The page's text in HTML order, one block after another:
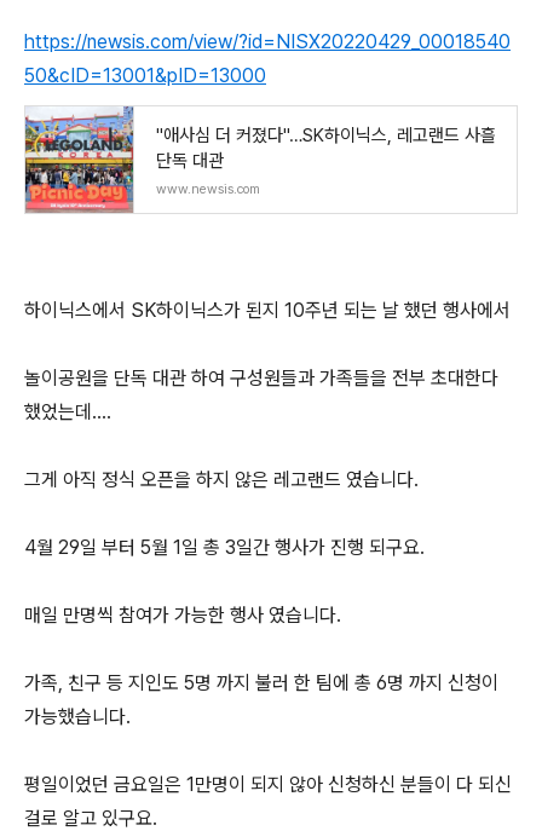
https://newsis.com/view/?id=NISX20220429_00018540
50&cID=13001&pID=13000
"애사심 더 커졌다"…SK하이닉스, 레고랜드 사흘
단독 대관
www.newsis.com
하이닉스에서 SK하이닉스가 된지 10주년 되는 날 했던 행사에서
놀이공원을 단독 대관 하여 구성원들과 가족들을 전부 초대한다
했었는데....
그게 아직 정식 오픈을 하지 않은 레고랜드 였습니다.
4월 29일 부터 5월 1일 총 3일간 행사가 진행 되구요.
매일 만명씩 참여가 가능한 행사 였습니다.
가족, 친구 등 지인도 5명 까지 불러 한 팀에 총 6명 까지 신청이
가능했습니다.
평일이었던 금요일은 1만명이 되지 않아 신청하신 분들이 다 되신
걸로 알고 있구요.